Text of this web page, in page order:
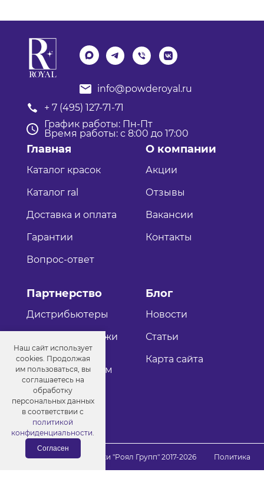
info@powderoyal.ru
+ 7 (495) 127-71-71
График работы: Пн-Пт
Время работы: с 8:00 до 17:00
Главная
Каталог красок
Каталог ral
Доставка и оплата
Гарантии
Вопрос-ответ
О компании
Акции
Отзывы
Вакансии
Контакты
Партнерство
Дистрибьютеры
Оптовые продажи
Как стать
дистрибьютером
Блог
Новости
Статьи
Карта сайта
© Порошковые краски "Роял Групп" 2017-2026
Политика
конфиденциальности
Наш сайт использует
cookies. Продолжая
им пользоваться, вы
соглашаетесь на
обработку
персональных данных
в соответствии с
политикой
конфиденциальности.
Согласен